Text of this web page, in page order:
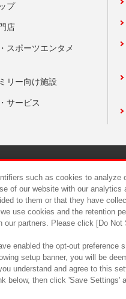
プ
店
スポーツエンタメ
リー向け施設
サービス
食品
such as cookies to
of our website with our
to them or that they have
use cookies and the retention
our partners. Please click [Do
enabled the opt-out
setup banner, you will be
understand and agree to this
below, then click 'Save Settings'